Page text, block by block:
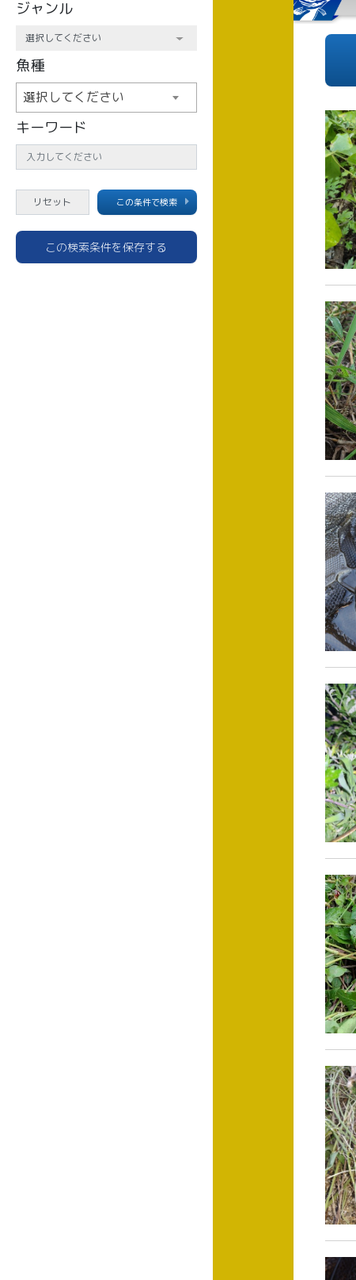
ジャンル
魚種
選択してください
キーワード
この条件で検索
この検索条件を保存する